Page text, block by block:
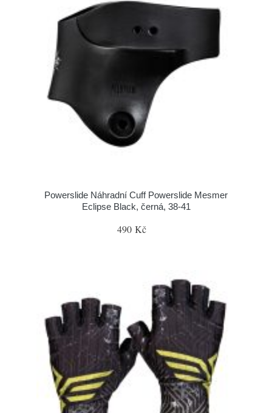
Powerslide Náhradní Cuff Powerslide Mesmer
Eclipse Black, černá, 38-41
490 Kč